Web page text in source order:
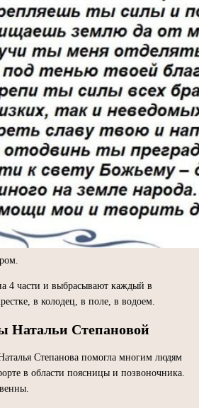
4 части и выбрасывают каждый в
в колодец, в поле, в водоем.
Натальи Степановой
Степанова помогла многим людям
в области поясницы и позвоночника.